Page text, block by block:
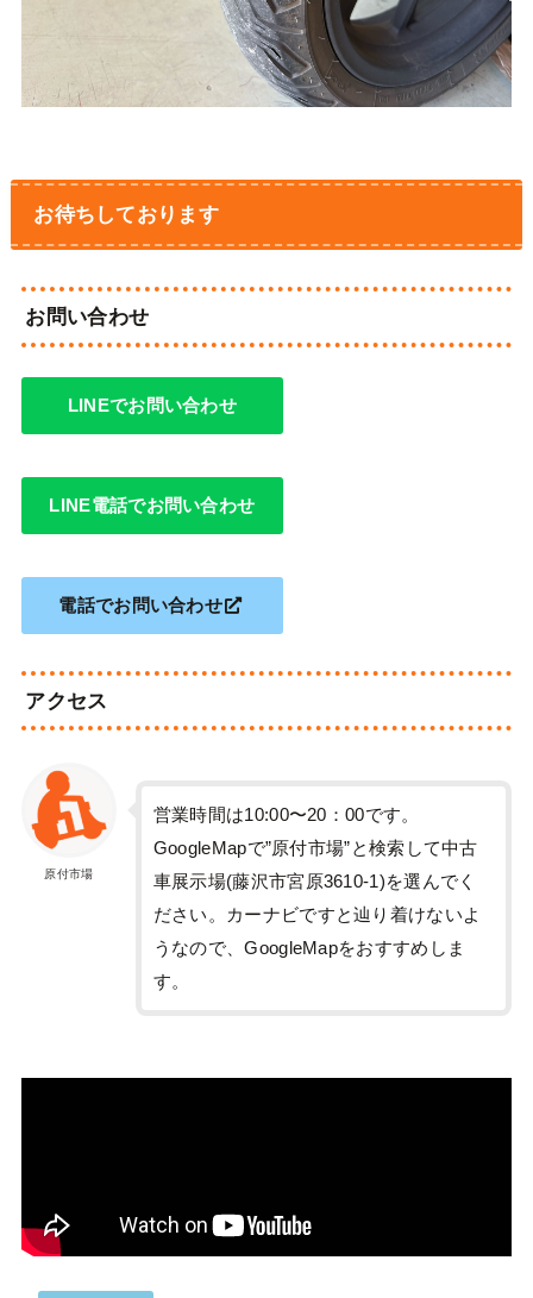
お待ちしております
お問い合わせ
LINEでお問い合わせ
LINE電話でお問い合わせ
電話でお問い合わせ
アクセス
原付市場
営業時間は10:00〜20：00です。
GoogleMapで”原付市場”と検索して中古
車展示場(藤沢市宮原3610-1)を選んでく
ださい。カーナビですと辿り着けないよ
うなので、GoogleMapをおすすめしま
す。